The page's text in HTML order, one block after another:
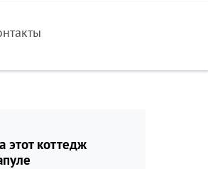
этот коттедж